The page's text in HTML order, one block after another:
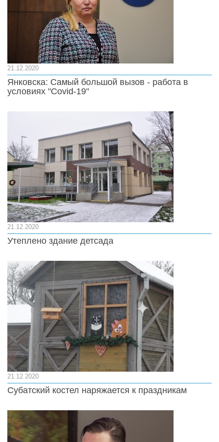
21.12.2020
Янковска: Самый большой вызов - работа в
условиях "Covid-19"
21.12.2020
Утеплено здание детсада
21.12.2020
Субатский костел наряжается к праздникам